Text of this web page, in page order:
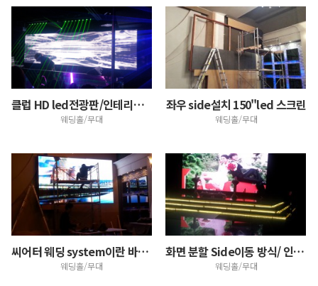
클럽 HD led전광판/인테리어 효과 만점!
웨딩홀/무대
좌우 side설치 150"led 스크린
웨딩홀/무대
씨어터 웨딩 system이란 바로 이런것, LED스크린…
웨딩홀/무대
화면 분할 Side이동 방식/ 인테리어 연출 효과 만점…
웨딩홀/무대